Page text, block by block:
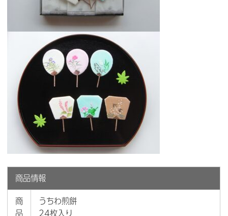
商品情報
商
品
うちわ煎餅
24枚入り